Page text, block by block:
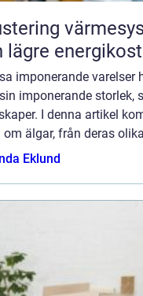
värmesystem så får du
lägre
imponerande
imponerande storlek,
I denna artikel
älgar, från deras
Eklund